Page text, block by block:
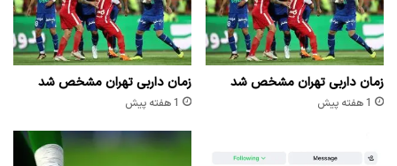
زمان داربی تهران مشخص شد
1 هفته پیش
زمان داربی تهران مشخص شد
1 هفته پیش